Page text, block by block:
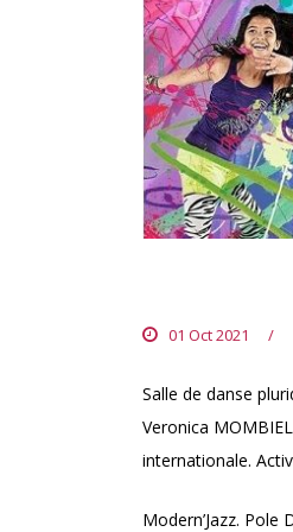
01 Oct 2021 /
Salle de danse
Veronica
internationale.
Modern’Jazz. Pole